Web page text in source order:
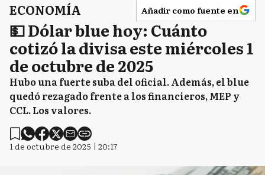
ECONOMÍA Añadir como fuente en
💵 Dólar blue hoy: Cuánto
cotizó la divisa este miércoles 1
de octubre de 2025
Hubo una fuerte suba del oficial. Además, el blue
quedó rezagado frente a los financieros, MEP y
CCL. Los valores.
1 de octubre de 2025 | 20:17